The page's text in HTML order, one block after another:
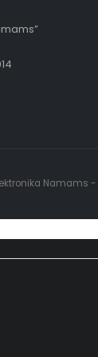
Namams